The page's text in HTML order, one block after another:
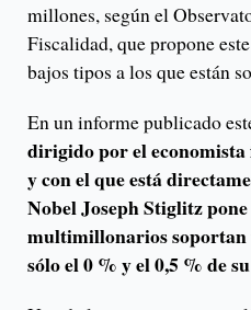
millones, según el
Fiscalidad, que propone
bajos tipos a los que están
En un informe publicado
dirigido por el
y con el que está
Nobel Joseph Stiglitz
multimillonarios soportan
sólo el 0 % y el 0,5 % de